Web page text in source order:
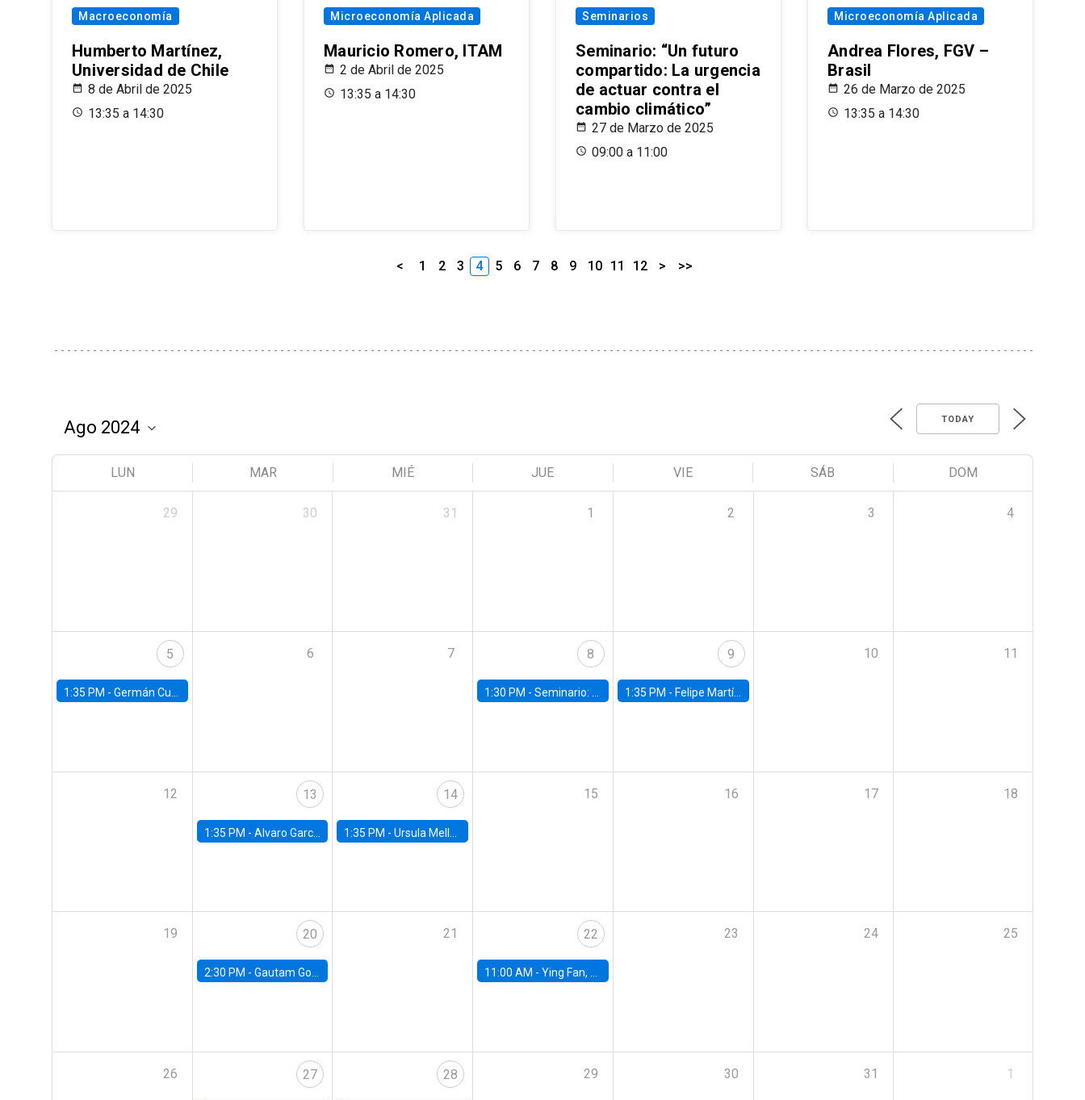
Macroeconomía
Humberto Martínez,
Universidad de Chile
8 de Abril de 2025
13:35 a 14:30
Microeconomía Aplicada
Mauricio Romero, ITAM
2 de Abril de 2025
13:35 a 14:30
Seminarios
Seminario: “Un futuro
compartido: La urgencia
de actuar contra el
cambio climático”
27 de Marzo de 2025
09:00 a 11:00
Microeconomía Aplicada
Andrea Flores, FGV –
Brasil
26 de Marzo de 2025
13:35 a 14:30
< 1 2 3 4 5 6 7 8 9 10 11 12 > >>
TODAY
LUN MAR MIÉ JUE VIE SÁB DOM
29 30 31 1 2 3 4
5
1:35 PM - Germán Cubas, University of Houston
6 7 8
1:30 PM -Seminario: “Recuperando la humanidad para progresar en la era de la IA»
9
1:35 PM - Felipe Martínez, alumno Doctorado en Economía UC
10 11
12 13
1:35 PM - Alvaro Garcia-Marin, Universidad de Los Andes
14
1:35 PM -Ursula Mello, Insper - Institute of Education and Research
15 16 17 18
19 20
2:30 PM - Gautam Gowrisankaran, Columbia University
21 22
11:00 AM -Ying Fan, University of Michigan
23 24 25
26 27 28 29 30 31 1